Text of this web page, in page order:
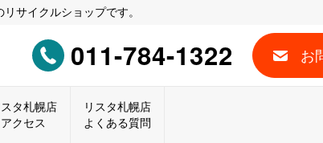
サイクルショップです。
011-784-1322 お
スタ札幌店
アクセス
リスタ札幌店
よくある質問